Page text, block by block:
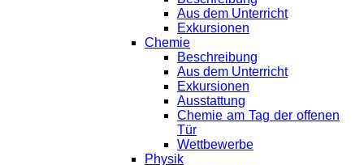
Aus dem Unterricht
Exkursionen
Chemie
Beschreibung
Aus dem Unterricht
Exkursionen
Ausstattung
Chemie am Tag der offenen
Tür
Wettbewerbe
Physik